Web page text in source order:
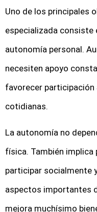
Uno de los principales
especializada consiste
autonomía personal.
necesiten apoyo
favorecer
cotidianas.
La autonomía no
física. También
participar socialmente
aspectos importantes
mejora muchísimo